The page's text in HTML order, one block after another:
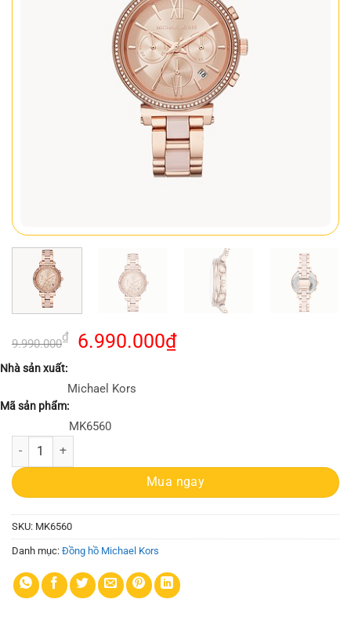
9.990.000₫
Giá
là:
9.990.000₫.
6.990.000₫Giá
hiện
Nhà sản xuất:
Michael Kors
Mã sản phẩm:
MK6560
Đồng hồ Michael Kors MK6560 Women's Sofie Rose Gold-Tone Watch
Mua ngay
SKU: MK6560
Danh mục: Đồng hồ Michael Kors